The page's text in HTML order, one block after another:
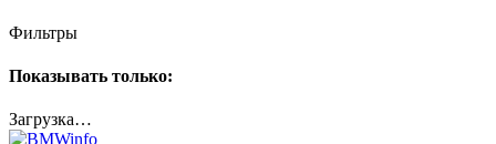
Фильтры
Показывать только:
Загрузка…